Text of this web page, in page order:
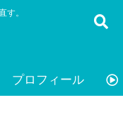
す。
プロフィール お